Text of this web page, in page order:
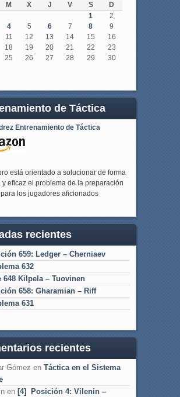
M X J V S
D
1
2
4 5 6 7 8
9
11 12 13 14 15
16
18 19 20 21 22
23
25 26 27 28 29
30
de Táctica
está orientado a solucionar de forma
y eficaz el problema de la preparación
los jugadores aficionados
recientes
659: Ledger – Cherniaev
632
648 Kilpela – Tuovinen
658: Gharamian – Riff
631
recientes
Gómez en Táctica en el Sistema
en [4] Posición 4: Vilenin –